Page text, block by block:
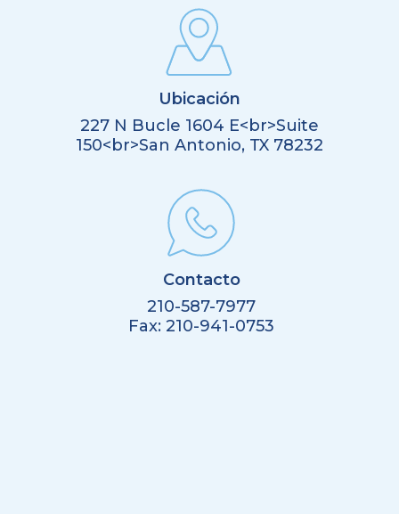
Ubicación
227 N Bucle 1604 E<br>Suite
150<br>San Antonio, TX 78232
Contacto
210-587-7977
Fax:210-941-0753